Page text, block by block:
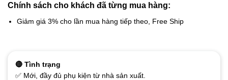
Chính sách cho khách đã từng mua hàng:
Giảm giá 3% cho lần mua hàng tiếp theo, Free Ship
🔴 Tình trạng
✅ Mới, đầy đủ phụ kiện từ nhà sản xuất.